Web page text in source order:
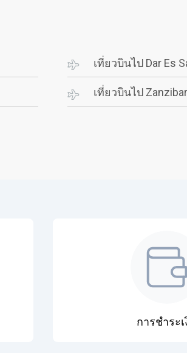
เที่ยวบินไป Dar Es
เที่ยวบินไป Zanzibar
การชำระ